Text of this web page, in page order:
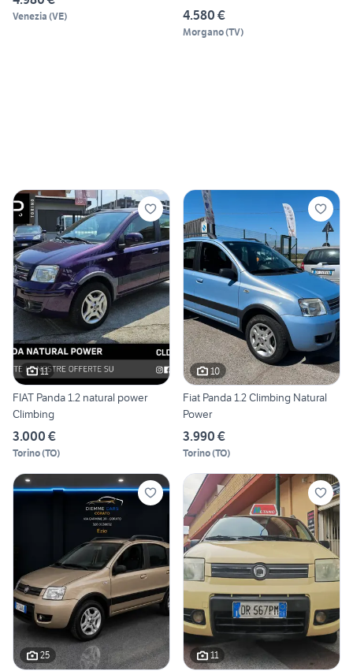
Venezia (VE) 4.580 €
Morgano(TV)
11
FIAT Panda 1.2 natural power
Climbing
3.000 €
Torino(TO)
10
Fiat Panda 1.2 Climbing Natural
Power
3.990 €
Torino(TO)
25 11